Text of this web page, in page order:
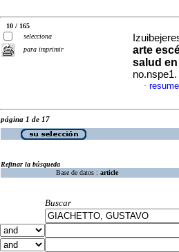
10 / 165
selecciona
para imprimir
arte
salud
·
página 1 de 17
Refinar la búsqueda
Base de datos : article
Buscar